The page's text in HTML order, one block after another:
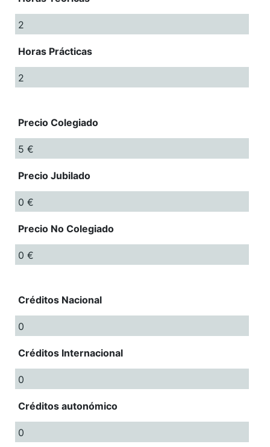
2
Horas Prácticas
2
Precio Colegiado
5 €
Precio Jubilado
0 €
Precio No Colegiado
0 €
Créditos Nacional
0
Créditos Internacional
0
Créditos autonómico
0